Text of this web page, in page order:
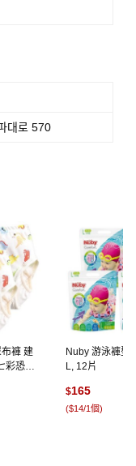
대로 570
褲 建
恐龍
Nuby 游泳褲型
L, 12片
$165
($14/1個)